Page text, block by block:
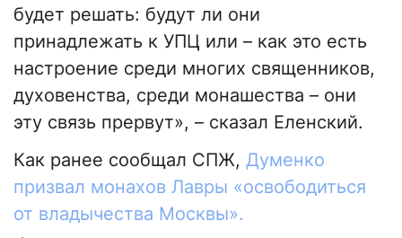
будет решать: будут ли они
принадлежать к УПЦ или – как это есть
настроение среди многих священников,
духовенства, среди монашества – они
эту связь прервут», – сказал Еленский.
Как ранее сообщал СПЖ, Думенко
призвал монахов Лавры «освободиться
от владычества Москвы».